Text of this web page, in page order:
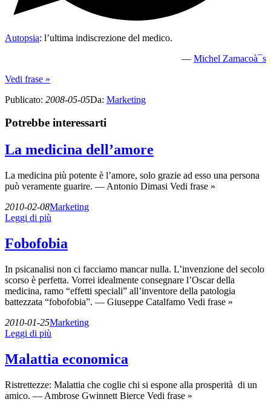
Autopsia: l’ultima indiscrezione del medico.
— Michel Zamacoà¯s
Vedi frase »
Publicato: 2008-05-05Da: Marketing
Potrebbe interessarti
La medicina dell’amore
La medicina più potente è l’amore, solo grazie ad esso una persona
può veramente guarire. — Antonio Dimasi Vedi frase »
2010-02-08Marketing
Leggi di più
Fobofobia
In psicanalisi non ci facciamo mancar nulla. L’invenzione del secolo
scorso è perfetta. Vorrei idealmente consegnare l’Oscar della
medicina, ramo “effetti speciali” all’inventore della patologia
battezzata “fobofobia”. — Giuseppe Catalfamo Vedi frase »
2010-01-25Marketing
Leggi di più
Malattia economica
Ristrettezze: Malattia che coglie chi si espone alla prosperità di un
amico. — Ambrose Gwinnett Bierce Vedi frase »